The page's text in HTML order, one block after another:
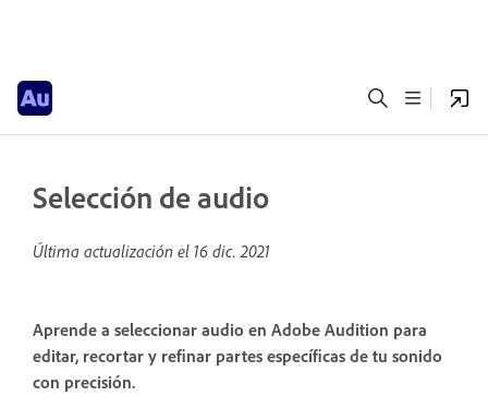
Selección de audio
Última actualización el 16 dic. 2021
Aprende a seleccionar audio en Adobe Audition para
editar, recortar y refinar partes específicas de tu sonido
con precisión.